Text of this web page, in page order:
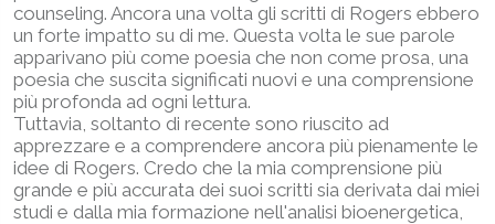
counseling. Ancora una volta gli scritti di Rogers ebbero
un forte impatto su di me. Questa volta le sue parole
apparivano più come poesia che non come prosa, una
poesia che suscita significati nuovi e una comprensione
più profonda ad ogni lettura.
Tuttavia, soltanto di recente sono riuscito ad
apprezzare e a comprendere ancora più pienamente le
idee di Rogers. Credo che la mia comprensione più
grande e più accurata dei suoi scritti sia derivata dai miei
studi e dalla mia formazione nell'analisi bioenergetica,